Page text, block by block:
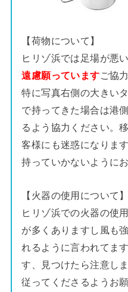
【荷物について】
ヒリゾ浜では足場が悪
遠慮願っていますご協
特に写真右側の大きい
で持ってきた場合は港
るよう協力ください。
客様にも迷惑になりま
持っていかないように
【火器の使用について】
ヒリゾ浜での火器の使
が多くありますし風も
れるように言われてま
す、見つけたら注意し
従ってくださるようお